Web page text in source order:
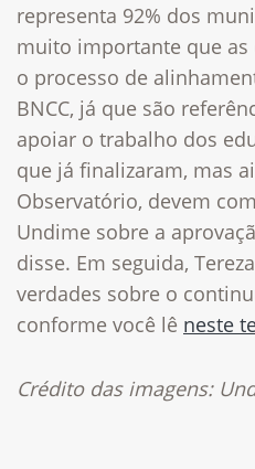
representa 92% dos
muito importante que
o processo de
BNCC, já que são
apoiar o trabalho dos
que já finalizaram, mas
Observatório, devem
Undime sobre a
disse. Em seguida,
verdades sobre o
conforme você lê neste
Crédito das imagens: